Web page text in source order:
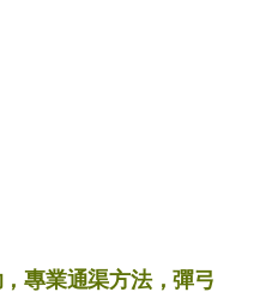
專業通渠方法，彈弓